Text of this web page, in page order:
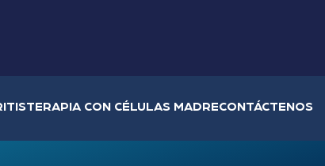
TERAPIA CON CÉLULAS MADRECONTÁCTENOS